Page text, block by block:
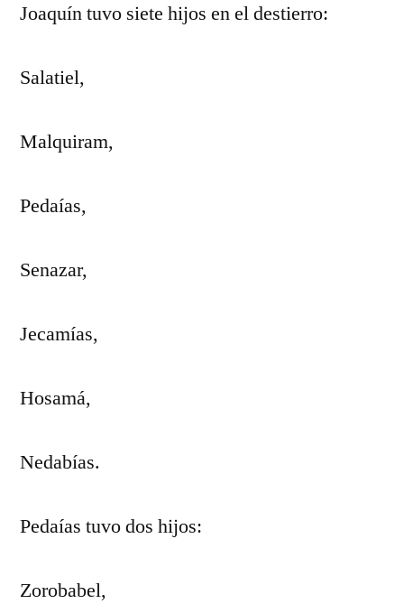
Joaquín tuvo siete hijos en el destierro:
Salatiel,
Malquiram,
Pedaías,
Senazar,
Jecamías,
Hosamá,
Nedabías.
Pedaías tuvo dos hijos:
Zorobabel,